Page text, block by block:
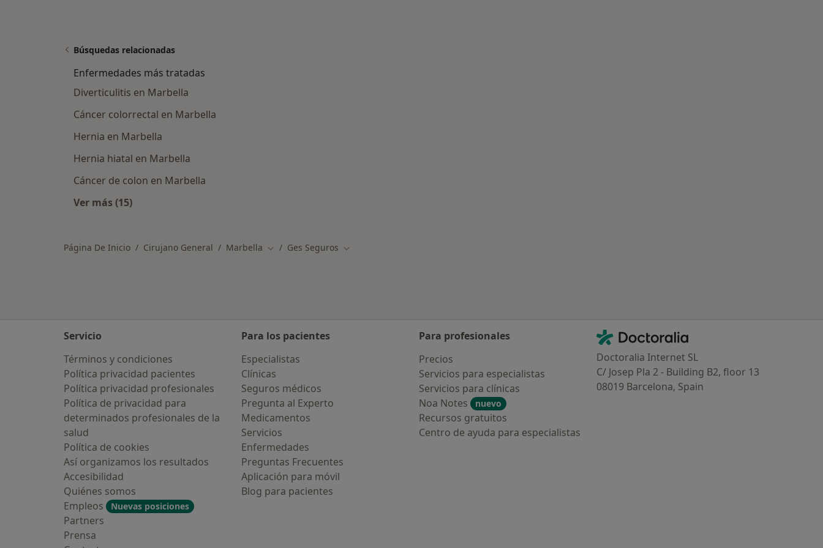
Búsquedas relacionadas
Enfermedades más tratadas
Diverticulitis en Marbella
Cáncer colorrectal en Marbella
Hernia en Marbella
Hernia hiatal en Marbella
Cáncer de colon en Marbella
Ver más (15)
Página De Inicio Cirujano General Marbella Cambiar de ciudad
Ges Seguros Cambiar de ciudad
Servicio
Términos y condiciones
Política privacidad pacientes
Política privacidad profesionales
Política de privacidad para
determinados profesionales de la
salud
Política de cookies
Así organizamos los resultados
Accesibilidad
Quiénes somos
Empleos
Nuevas posiciones
Partners
Prensa
Para los pacientes
Especialistas
Clínicas
Seguros médicos
Pregunta al Experto
Medicamentos
Servicios
Enfermedades
Preguntas Frecuentes
Aplicación para móvil
Blog para pacientes
Para profesionales
Precios
Servicios para especialistas
Servicios para clínicas
Noa Notes
nuevo
Recursos gratuitos
Centro de ayuda para especialistas
Contacto
Doctoralia - Página de inicio
Doctoralia Internet SL
C/ Josep Pla 2 - Building B2, floor 13
08019 Barcelona, Spain